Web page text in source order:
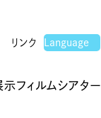
リンク
示フィルムシアター